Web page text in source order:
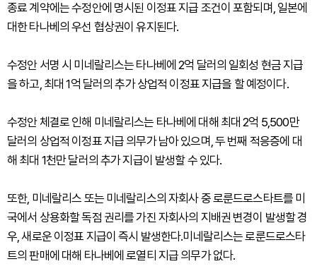
종료 계약에는 수정안에 명시된 이정표 지급 조건이 포함되며, 일본에
대한 타나베의 우선 협상권이 유지된다.
수정안 서명 시 미네랄리스는 타나베에 2억 달러의 일회성 현금 지급
을 하고, 최대 1억 달러의 추가 상업적 이정표 지급을 할 예정이다.
수정안 체결로 인해 미네랄리스는 타나베에 대해 최대 2억 5,500만
달러의 상업적 이정표 지급 의무가 남아 있으며, 두 번째 적응증에 대
해 최대 1천만 달러의 추가 지급이 발생할 수 있다.
또한, 미네랄리스 또는 미네랄리스의 자회사 중 로룬드로스타트를 미
국에서 상용화할 독점 권리를 가진 자회사의 지배권 변경이 발생할 경
우, 새로운 이정표 지급이 즉시 발생한다.미네랄리스는 로룬드로스타
트의 판매에 대해 타나베에 로열티 지급 의무가 없다.